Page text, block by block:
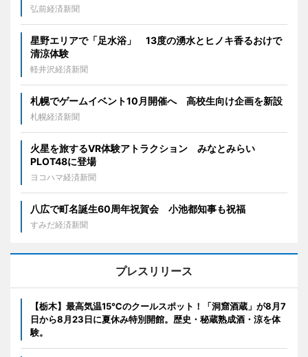
弘前経済新聞
星野エリアで「足水浴」 13度の湧水とヒノキ香るおけで
清涼体験
軽井沢経済新聞
札幌でゲームイベント10月開催へ 高校生向け企画を新設
札幌経済新聞
火星を旅するVR体験アトラクション みなとみらい
PLOT48に登場
ヨコハマ経済新聞
八広で町名誕生60周年祝賀会 小池都知事も祝福
すみだ経済新聞
プレスリリース
【栃木】最高気温15℃のクールスポット！「洞窟酒蔵」が8月7
日から8月23日に夏休み特別開館。歴史・秘蔵熟成酒・涼を体
験。